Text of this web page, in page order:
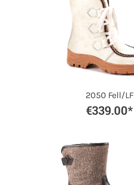
2050 Fell/LF
€339.00*